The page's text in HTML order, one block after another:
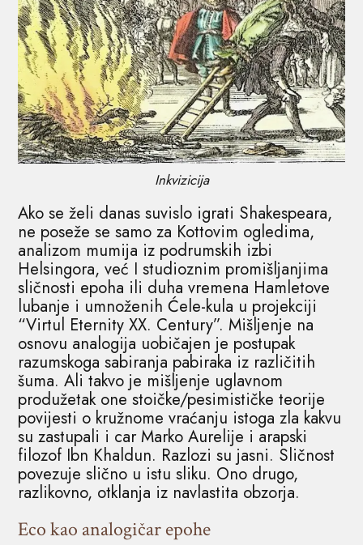
Inkvizicija
Ako se želi danas suvislo igrati Shakespeara,
ne poseže se samo za Kottovim ogledima,
analizom mumija iz podrumskih izbi
Helsingora, već I studioznim promišljanjima
sličnosti epoha ili duha vremena Hamletove
lubanje i umnoženih Ćele-kula u projekciji
“Virtul Eternity XX. Century”. Mišljenje na
osnovu analogija uobičajen je postupak
razumskoga sabiranja pabiraka iz različitih
šuma. Ali takvo je mišljenje uglavnom
produžetak one stoičke/pesimističke teorije
povijesti o kružnome vraćanju istoga zla kakvu
su zastupali i car Marko Aurelije i arapski
filozof Ibn Khaldun. Razlozi su jasni. Sličnost
povezuje slično u istu sliku. Ono drugo,
razlikovno, otklanja iz navlastita obzorja.
Eco kao analogičar epohe